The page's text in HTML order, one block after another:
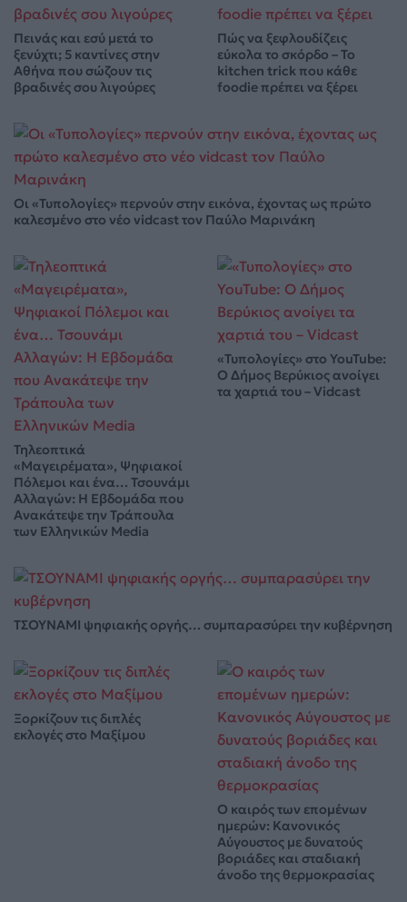
Πεινάς και εσύ μετά το
ξενύχτι; 5 καντίνες στην
Αθήνα που σώζουν τις
βραδινές σου λιγούρες
Πώς να ξεφλουδίζεις
εύκολα το σκόρδο – Το
kitchen trick που κάθε
foodie πρέπει να ξέρει
Οι «Τυπολογίες» περνούν στην εικόνα, έχοντας ως πρώτο
καλεσμένο στο νέο vidcast τον Παύλο Μαρινάκη
Τηλεοπτικά
«Μαγειρέματα», Ψηφιακοί
Πόλεμοι και ένα… Τσουνάμι
Αλλαγών: Η Εβδομάδα που
Ανακάτεψε την Τράπουλα
των Ελληνικών Media
«Τυπολογίες» στο YouTube:
Ο Δήμος Βερύκιος ανοίγει
τα χαρτιά του – Vidcast
ΤΣΟΥΝΑΜΙ ψηφιακής οργής… συμπαρασύρει την κυβέρνηση
Ξορκίζουν τις διπλές
εκλογές στο Μαξίμου
Ο καιρός των επομένων
ημερών: Κανονικός
Αύγουστος με δυνατούς
βοριάδες και σταδιακή
άνοδο της θερμοκρασίας